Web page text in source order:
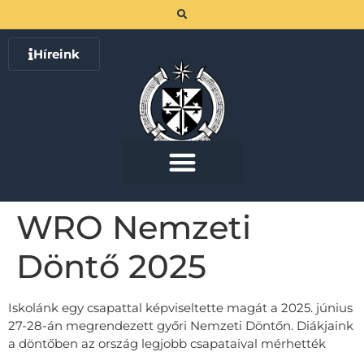
Híreink
WRO Nemzeti
Döntő 2025
Iskolánk egy csapattal képviseltette magát a 2025. június
27-28-án megrendezett győri Nemzeti Döntőn. Diákjaink
a döntőben az ország legjobb csapataival mérhették